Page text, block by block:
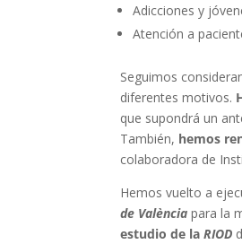
Adicciones y
Atención a
Seguimos
diferentes motivos.
que supondrá un
También, hemos
colaboradora de
Hemos vuelto a
de València para la
estudio de laRIOD